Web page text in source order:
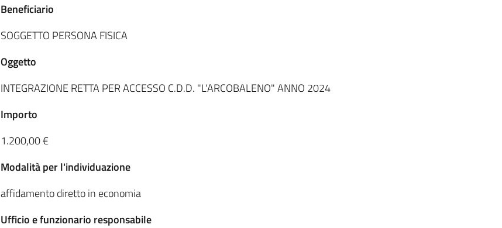
Beneficiario
SOGGETTO PERSONA FISICA
Oggetto
INTEGRAZIONE RETTA PER ACCESSO C.D.D. "L'ARCOBALENO" ANNO 2024
Importo
1.200,00 €
Modalità per l'individuazione
affidamento diretto in economia
Ufficio e funzionario responsabile